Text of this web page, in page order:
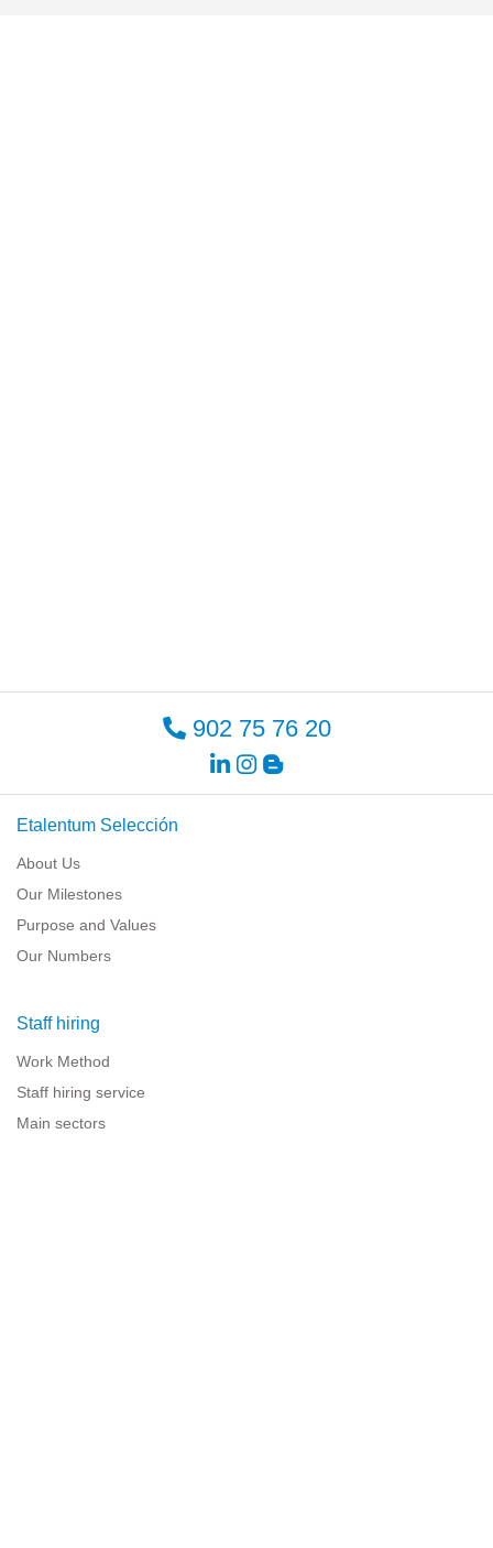
902 75 76 20
Etalentum Selección
About Us
Our Milestones
Purpose and Values
Our Numbers
Staff hiring
Work Method
Staff hiring service
Main sectors